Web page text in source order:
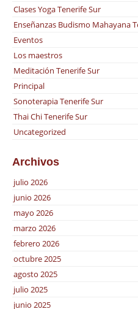
Clases Yoga Tenerife Sur
Enseñanzas Budismo Mahayana
Eventos
Los maestros
Meditación Tenerife Sur
Principal
Sonoterapia Tenerife Sur
Thai Chi Tenerife Sur
Uncategorized
Archivos
julio 2026
junio 2026
mayo 2026
marzo 2026
febrero 2026
octubre 2025
agosto 2025
julio 2025
junio 2025